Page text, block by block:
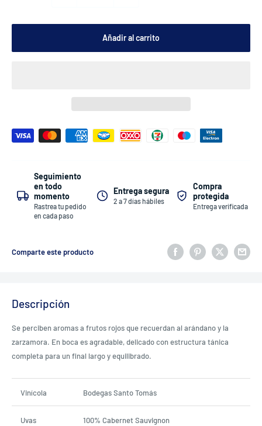
Añadir al carrito
Seguimiento
en todo
momento
Rastrea tu pedido
en cada paso
Entrega segura
2 a 7 días hábiles
Compra
protegida
Entrega verificada
Comparte este producto
Descripción
Se perciben aromas a frutos rojos que recuerdan al arándano y la
zarzamora. En boca es agradable, delicado con estructura tánica
completa para un final largo y equilibrado.
Vinícola Bodegas Santo Tomás
Uvas 100% Cabernet Sauvignon